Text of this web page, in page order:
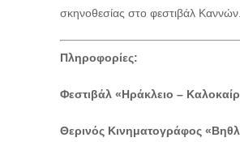
σκηνοθεσίας στο φεστιβάλ Καννών.
Πληροφορίες:
Φεστιβάλ «Ηράκλειο –
Θερινός Κινηματογράφος